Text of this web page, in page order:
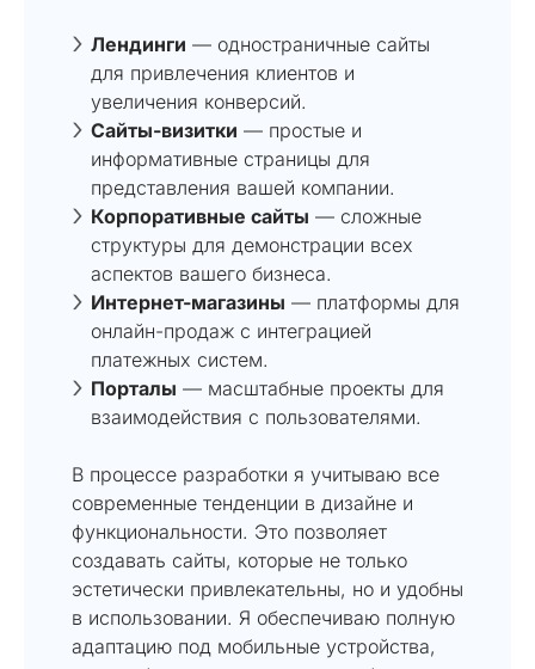
Лендинги — одностраничные сайты
для привлечения клиентов и
увеличения конверсий.
Сайты-визитки — простые и
информативные страницы для
представления вашей компании.
Корпоративные сайты — сложные
структуры для демонстрации всех
аспектов вашего бизнеса.
Интернет-магазины — платформы для
онлайн-продаж с интеграцией
платежных систем.
Порталы — масштабные проекты для
взаимодействия с пользователями.
В процессе разработки я учитываю все
современные тенденции в дизайне и
функциональности. Это позволяет
создавать сайты, которые не только
эстетически привлекательны, но и удобны
в использовании. Я обеспечиваю полную
адаптацию под мобильные устройства,